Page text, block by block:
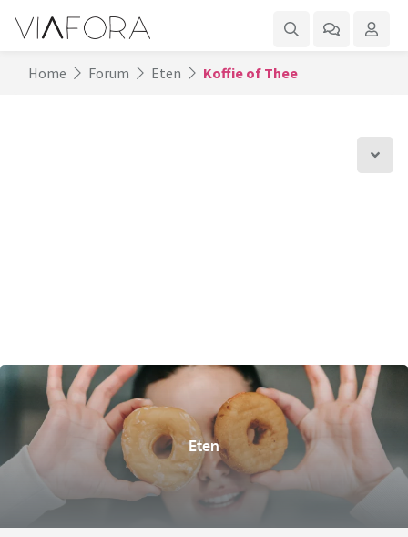
Home Forum Eten Koffie of Thee
Eten